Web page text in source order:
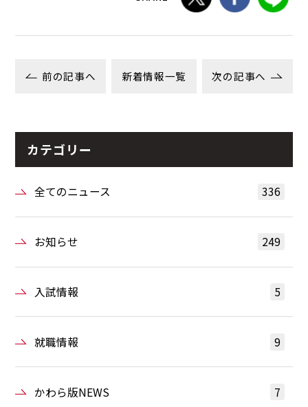
前の記事へ 新着情報一覧 次の記事へ
カテゴリー
全てのニュース 336
お知らせ 249
入試情報 5
就職情報 9
かわら版NEWS 7